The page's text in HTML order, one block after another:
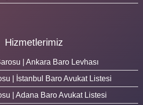
Hizmetlerimiz
| Ankara Baro Levhası
| İstanbul Baro Avukat Listesi
| Adana Baro Avukat Listesi